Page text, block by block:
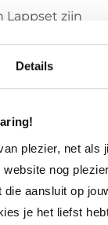
Details
plezier, net als
nog
aansluit op
je het liefst
Lappset zijn
en
wensen